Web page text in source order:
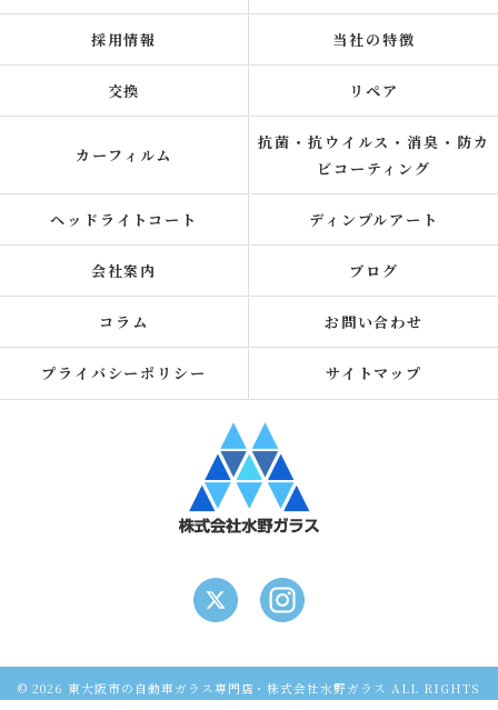
採用情報 当社の特徴
交換 リペア
カーフィルム
抗菌・抗ウイルス・消臭・防カ
ビコーティング
ヘッドライトコート ディンプルアート
会社案内 ブログ
コラム お問い合わせ
プライバシーポリシー サイトマップ
© 2026 東大阪市の自動車ガラス専門店・株式会社水野ガラス ALL RIGHTS